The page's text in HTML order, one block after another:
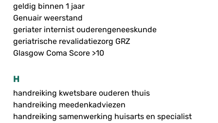
geldig binnen 1 jaar
Genuair weerstand
geriater internist ouderengeneeskunde
geriatrische revalidatiezorg GRZ
Glasgow Coma Score >10
H
handreiking kwetsbare ouderen thuis
handreiking meedenkadviezen
handreiking samenwerking huisarts en specialist